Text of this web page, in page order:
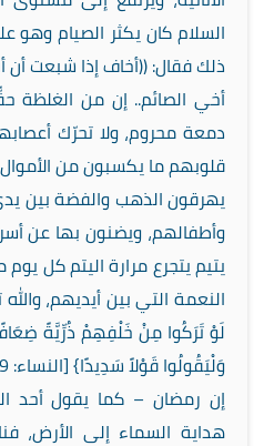
السلام كان يكثر الصيام
ذلك فقال: ((أخاف إذا شبعت أن
أخي الصائم.. إن من الغلظة
دمعة محروم، ولا تحرّك
قلوبهم ما يكسبون من
يهرقون الذهب والفضة بين
وأطفالهم، ويضنون بها عن
يتيم يتجرع مرارة اليتم كل
النعمة التي بين أيديهم،
لَوْ تَرَكُوا مِنْ خَلْفِهِمْ ذُرِّيَّةً
وَلْيَقُولُوا قَوْلاً سَدِيدًا} [النساء: 9].
إن رمضان – كما يقول أحد
هداية السماء إلى الأرض،